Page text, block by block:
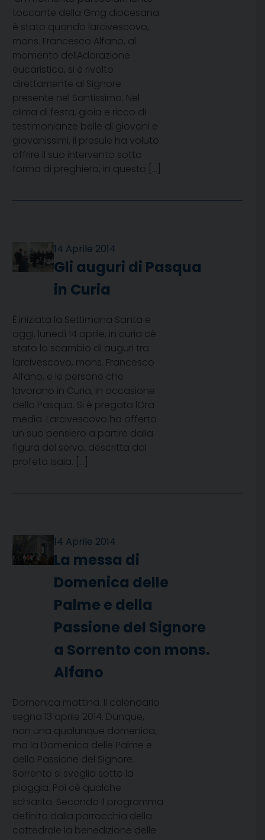
toccante della Gmg diocesana
è stato quando larcivescovo,
mons. Francesco Alfano, al
momento dellAdorazione
eucaristica, si è rivolto
direttamente al Signore
presente nel Santissimo. Nel
clima di festa, gioia e ricco di
testimonianze belle di giovani e
giovanissimi, il presule ha voluto
offrire il suo intervento sotto
forma di preghiera, in questo […]
14 Aprile 2014
Gli auguri di Pasqua
in Curia
È iniziata la Settimana Santa e
oggi, lunedì 14 aprile, in curia cè
stato lo scambio di auguri tra
larcivescovo, mons. Francesco
Alfano, e le persone che
lavorano in Curia, in occasione
della Pasqua. Si è pregata lOra
media. Larcivescovo ha offerto
un suo pensiero a partire dalla
figura del servo, descritta dal
profeta Isaia. […]
14 Aprile 2014
La messa di
Domenica delle
Palme e della
Passione del Signore
a Sorrento con mons.
Alfano
Domenica mattina. Il calendario
segna 13 aprile 2014. Dunque,
non una qualunque domenica,
ma la Domenica delle Palme e
della Passione del Signore.
Sorrento si sveglia sotto la
pioggia. Poi cè qualche
schiarita. Secondo il programma
definito dalla parrocchia della
cattedrale la benedizione delle